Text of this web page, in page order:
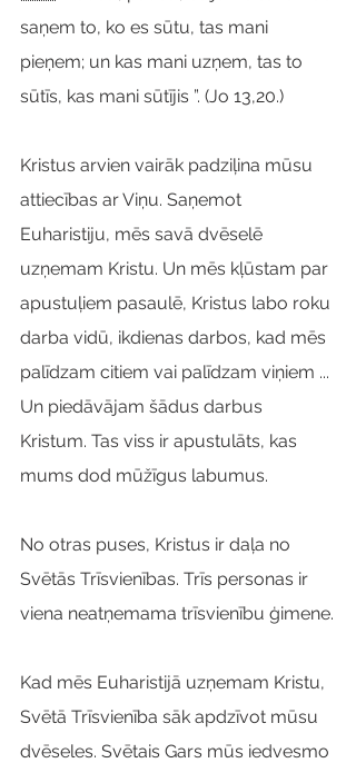
saņem to, ko es sūtu, tas mani
pieņem; un kas mani uzņem, tas to
sūtīs, kas mani sūtījis ”. (Jo 13,20.)
Kristus arvien vairāk padziļina mūsu
attiecības ar Viņu. Saņemot
Euharistiju, mēs savā dvēselē
uzņemam Kristu. Un mēs kļūstam par
apustuļiem pasaulē, Kristus labo roku
darba vidū, ikdienas darbos, kad mēs
palīdzam citiem vai palīdzam viņiem ...
Un piedāvājam šādus darbus
Kristum. Tas viss ir apustulāts, kas
mums dod mūžīgus labumus.
No otras puses, Kristus ir daļa no
Svētās Trīsvienības. Trīs personas ir
viena neatņemama trīsvienību ģimene.
Kad mēs Euharistijā uzņemam Kristu,
Svētā Trīsvienība sāk apdzīvot mūsu
dvēseles. Svētais Gars mūs iedvesmo